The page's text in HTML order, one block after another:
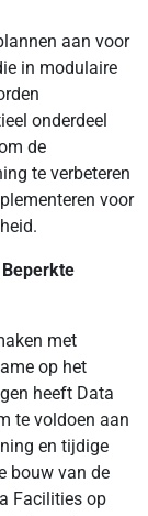
aan voor
in modulaire
onderdeel
de
te verbeteren
voor
met
op het
heeft Data
te voldoen aan
en tijdige
bouw van de
Facilities op